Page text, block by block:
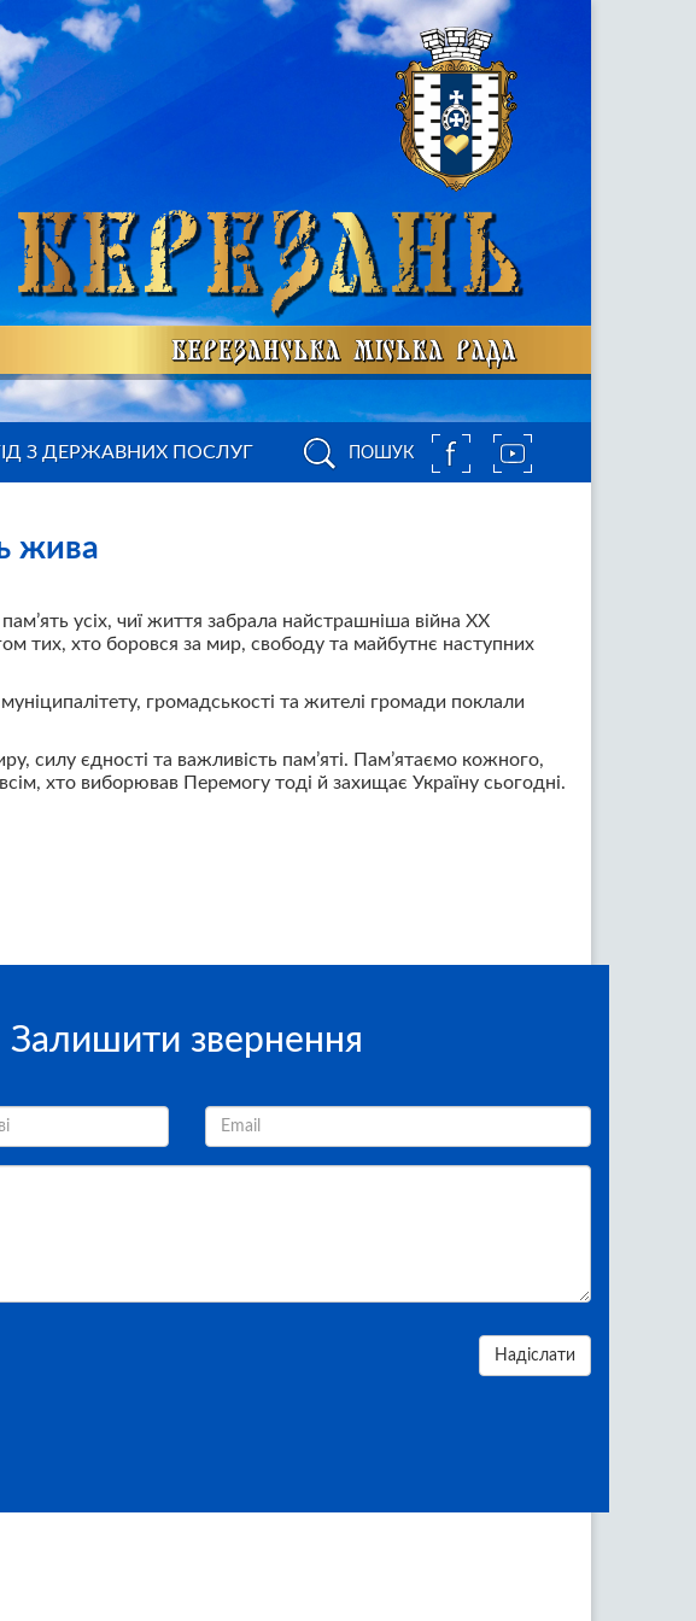
ПОШУК
З ДЕРЖАВНИХ ПОСЛУГ
жива
усіх, чиї життя забрала найстрашніша війна ХХ
тих, хто боровся за мир, свободу та майбутнє наступних
громадськості та жителі громади поклали
силу єдності та важливість пам’яті. Пам’ятаємо кожного,
хто виборював Перемогу тоді й захищає Україну сьогодні.
Залишити звернення
Надіслати